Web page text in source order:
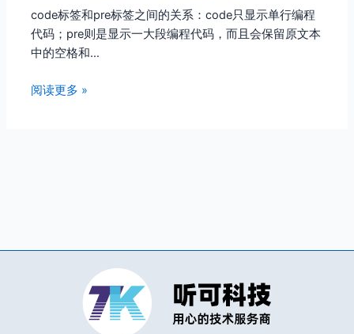
code标签和pre标签之间的关系：code只显示单行编程
代码；pre则是显示一大段编程代码，而且会保留原文本
中的空格和…
阅读更多 »